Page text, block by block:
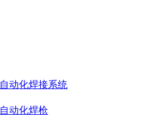
自动化焊接系统
自动化焊枪